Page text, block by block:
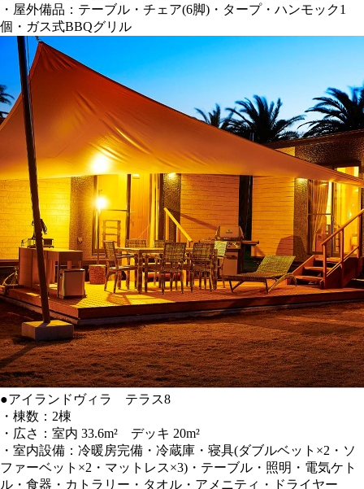
・屋外備品：テーブル・チェア(6脚)・タープ・ハンモック1
個・ガス式BBQグリル
●アイランドヴィラ テラス8
・棟数：2棟
・広さ：室内 33.6m² デッキ 20m²
・室内設備：冷暖房完備・冷蔵庫・寝具(ダブルベット×2・ソ
ファーベット×2・マットレス×3)・テーブル・照明・電気ケト
ル・食器・カトラリー・タオル・アメニティ・ドライヤー